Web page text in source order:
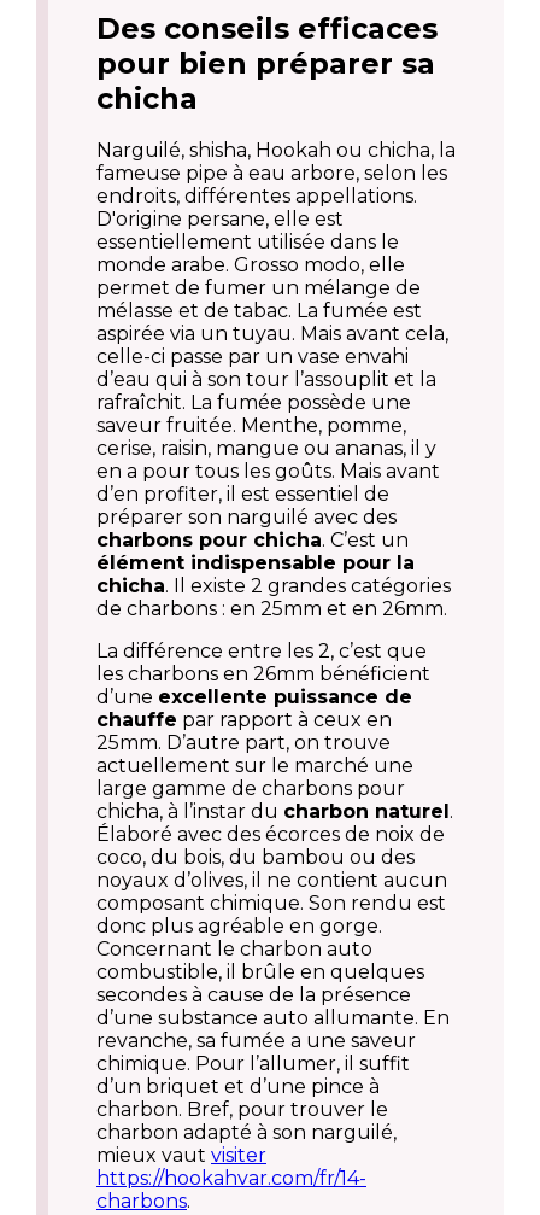
Des conseils efficaces
pour bien préparer sa
chicha
Narguilé, shisha, Hookah ou chicha, la
fameuse pipe à eau arbore, selon les
endroits, différentes appellations.
D'origine persane, elle est
essentiellement utilisée dans le
monde arabe. Grosso modo, elle
permet de fumer un mélange de
mélasse et de tabac. La fumée est
aspirée via un tuyau. Mais avant cela,
celle-ci passe par un vase envahi
d’eau qui à son tour l’assouplit et la
rafraîchit. La fumée possède une
saveur fruitée. Menthe, pomme,
cerise, raisin, mangue ou ananas, il y
en a pour tous les goûts. Mais avant
d’en profiter, il est essentiel de
préparer son narguilé avec des
charbons pour chicha. C’est un
élément indispensable pour la
chicha. Il existe 2 grandes catégories
de charbons : en 25mm et en 26mm.
La différence entre les 2, c’est que
les charbons en 26mm bénéficient
d’une excellente puissance de
chauffe par rapport à ceux en
25mm. D’autre part, on trouve
actuellement sur le marché une
large gamme de charbons pour
chicha, à l’instar du charbon naturel .
Élaboré avec des écorces de noix de
coco, du bois, du bambou ou des
noyaux d’olives, il ne contient aucun
composant chimique. Son rendu est
donc plus agréable en gorge.
Concernant le charbon auto
combustible, il brûle en quelques
secondes à cause de la présence
d’une substance auto allumante. En
revanche, sa fumée a une saveur
chimique. Pour l’allumer, il suffit
d’un briquet et d’une pince à
charbon. Bref, pour trouver le
charbon adapté à son narguilé,
mieux vaut visiter
https://hookahvar.com/fr/14-
charbons.